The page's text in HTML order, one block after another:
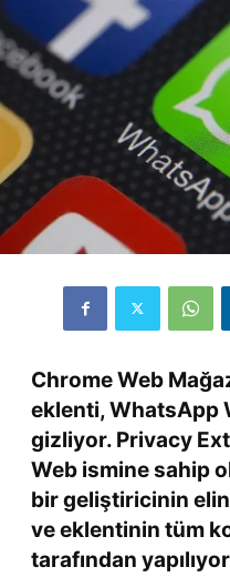
Chrome Web
eklenti, WhatsApp
gizliyor. Privacy
Web ismine sahip
bir geliştiricinin
ve eklentinin tüm
tarafından